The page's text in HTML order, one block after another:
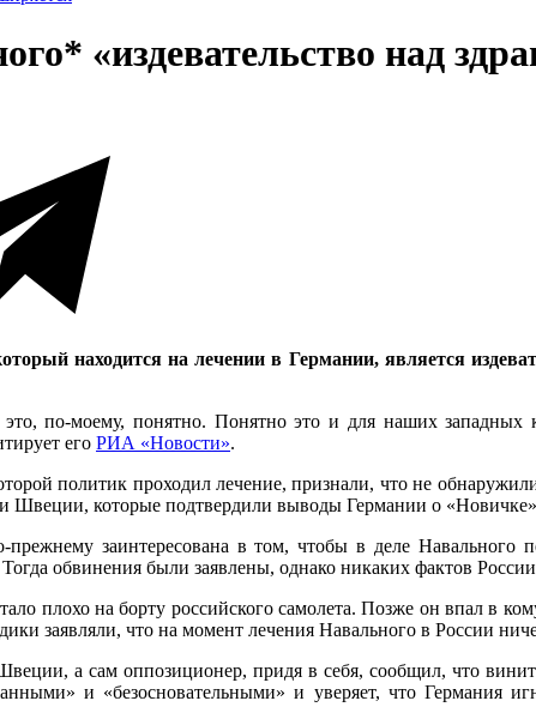
«издевательство над
находится на лечении в Германии, является
по-моему, понятно. Понятно это и для наших западных
его РИА «Новости».
политик проходил лечение, признали, что не
Швеции, которые подтвердили выводы Германии о
заинтересована в том, чтобы в деле Навального
обвинения были заявлены, однако никаких фактов
плохо на борту российского самолета. Позже он впал в
заявляли, что на момент лечения Навального в России
а сам оппозиционер, придя в себя, сообщил, что
и «безосновательными» и уверяет, что Германия